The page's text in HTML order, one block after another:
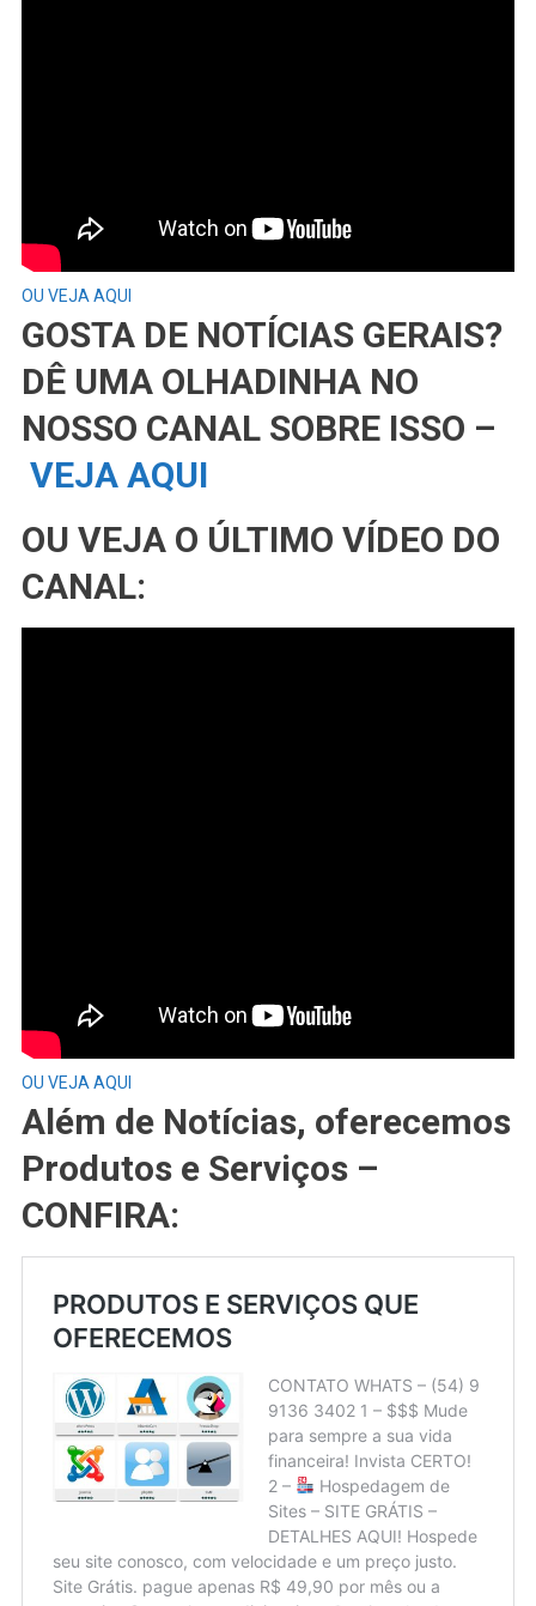
OU VEJA AQUI
GOSTA DE NOTÍCIAS GERAIS?
DÊ UMA OLHADINHA NO
NOSSO CANAL SOBRE ISSO –
VEJA AQUI
OU VEJA O ÚLTIMO VÍDEO DO
CANAL:
OU VEJA AQUI
Além de Notícias, oferecemos
Produtos e Serviços –
CONFIRA: